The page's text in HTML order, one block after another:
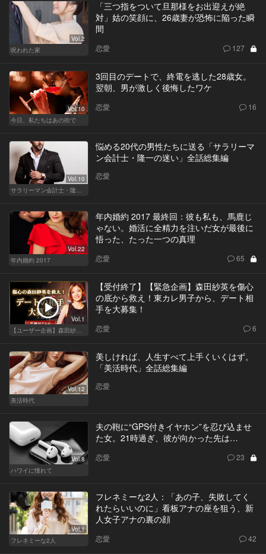
Vol.2
呪われた家
「三つ指をついて旦那様をお出迎えが絶
対」姑の笑顔に、26歳妻が恐怖に陥った瞬
間
恋愛 127
Vol.10
今日、私たちはあの街で
3回目のデートで、終電を逃した28歳女。
翌朝、男が激しく後悔したワケ
恋愛 16
Vol.10
サラリーマン会計士・隆一の迷い
悩める20代の男性たちに送る「サラリーマ
ン会計士・隆一の迷い」全話総集編
恋愛
Vol.22
年内婚約 2017
年内婚約 2017 最終回：彼も私も、馬鹿じ
ゃない。婚活に全精力を注いだ女が最後に
悟った、たった一つの真理
恋愛 65
Vol.1
【ユーザー企画】森田紗英と本気デート！
【受付終了】【緊急企画】森田紗英を傷心
の底から救え！東カレ男子から、デート相
手を大募集！
恋愛 6
Vol.12
美活時代
美しければ、人生すべて上手くいくはず。
「美活時代」全話総集編
恋愛
Vol.8
ハワイに憧れて
夫の鞄に“GPS付きイヤホン”を忍び込ませ
た女。21時過ぎ、彼が向かった先は…
恋愛 23
Vol.1
フレネミーな2人
フレネミーな2人：「あの子、失敗してく
れたらいいのに」看板アナの座を狙う、新
人女子アナの裏の顔
恋愛 42